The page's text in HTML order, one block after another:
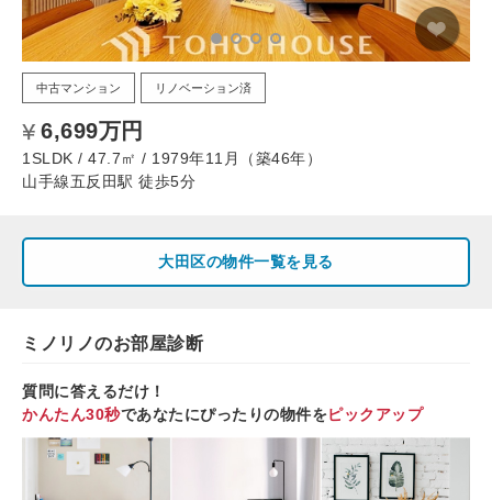
中古マンション リノベーション済
6,699万円
1SLDK / 47.7㎡ / 1979年11月（築46年）
山手線五反田駅 徒歩5分
大田区の物件一覧を見る
ミノリノのお部屋診断
質問に答えるだけ！
かんたん30秒であなたにぴったりの物件をピックアップ